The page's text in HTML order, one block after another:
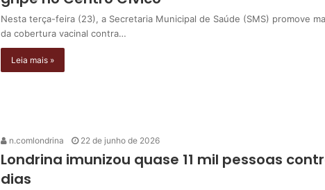
Nesta terça-feira (23), a Secretaria Municipal de Saúde (SMS) promove
da cobertura vacinal contra…
Leia mais »
n.comlondrina 22 de junho de 2026
Londrina imunizou quase 11 mil pessoas
dias